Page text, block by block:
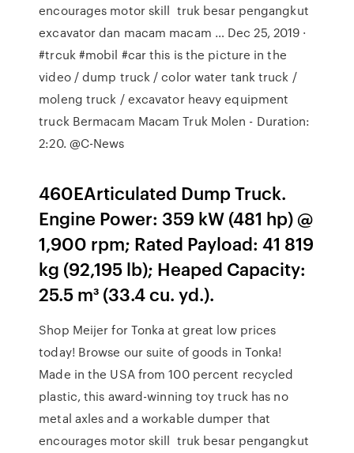
encourages motor skill truk besar pengangkut
excavator dan macam macam … Dec 25, 2019 ·
#trcuk #mobil #car this is the picture in the
video / dump truck / color water tank truck /
moleng truck / excavator heavy equipment
truck Bermacam Macam Truk Molen - Duration:
2:20. @C-News
460EArticulated Dump Truck.
Engine Power: 359 kW (481 hp) @
1,900 rpm; Rated Payload: 41 819
kg (92,195 lb); Heaped Capacity:
25.5 m³ (33.4 cu. yd.).
Shop Meijer for Tonka at great low prices
today! Browse our suite of goods in Tonka!
Made in the USA from 100 percent recycled
plastic, this award-winning toy truck has no
metal axles and a workable dumper that
encourages motor skill truk besar pengangkut